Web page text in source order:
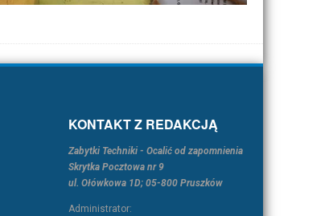
KONTAKT Z REDAKCJĄ
Zabytki Techniki - Ocalić od zapomnienia
Skrytka Pocztowa nr 9
ul. Ołówkowa 1D; 05-800 Pruszków
Administrator: